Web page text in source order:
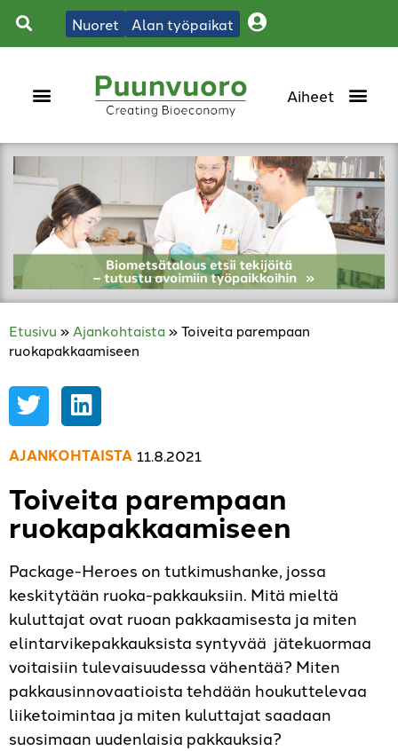
Nuoret Alan työpaikat
Etusivu » Ajankohtaista »Toiveita parempaan
ruokapakkaamiseen
AJANKOHTAISTA 11.8.2021
Toiveita parempaan
ruokapakkaamiseen
Package-Heroes on tutkimushanke, jossa
keskitytään ruoka-pakkauksiin. Mitä mieltä
kuluttajat ovat ruoan pakkaamisesta ja miten
elintarvikepakkauksista syntyvää jätekuormaa
voitaisiin tulevaisuudessa vähentää? Miten
pakkausinnovaatioista tehdään houkuttelevaa
liiketoimintaa ja miten kuluttajat saadaan
suosimaan uudenlaisia pakkauksia?